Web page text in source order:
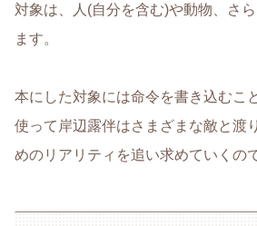
対象は、人(自分を含む)や動物、さ
ます。
本にした対象には命令を書き込むこ
使って岸辺露伴はさまざまな敵と渡
めのリアリティを追い求めていくの